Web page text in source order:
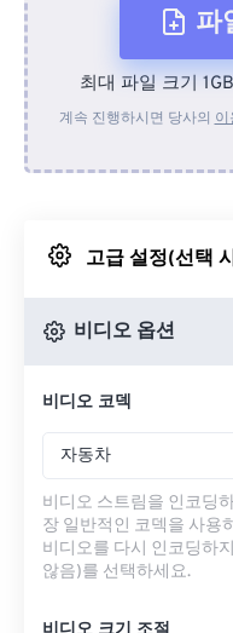
파
장
최대 파일 크기
계속 진행하시면 당사의
고급 설정(선택
비디오 옵션
비디오 코덱
자동차
비디오 스트림을 인코딩
장 일반적인 코덱을 사용
비디오를 다시 인코딩하
않음)를 선택하세요.